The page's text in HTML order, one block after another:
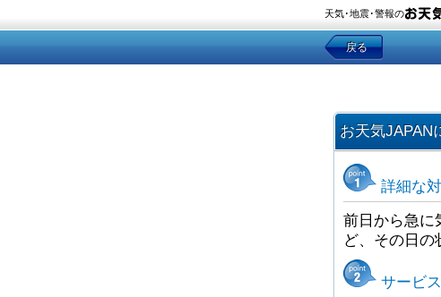
天気･地震･警報の
戻る
お天気
詳細な
前日から急に
ど、その日の
サービ